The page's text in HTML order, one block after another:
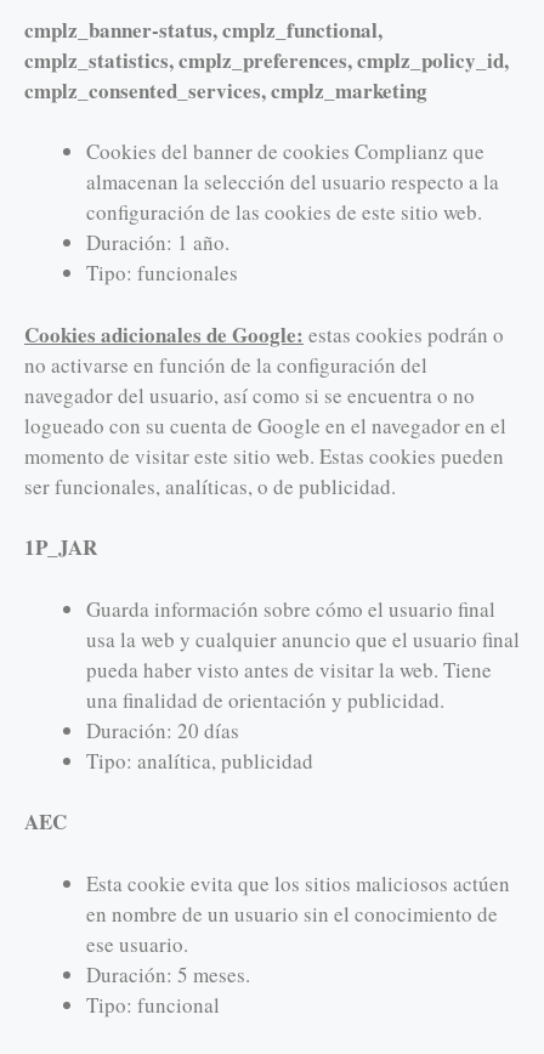
cmplz_banner-status, cmplz_functional,
cmplz_statistics, cmplz_preferences, cmplz_policy_id,
cmplz_consented_services, cmplz_marketing
Cookies del banner de cookies Complianz que
almacenan la selección del usuario respecto a la
configuración de las cookies de este sitio web.
Duración: 1 año.
Tipo: funcionales
Cookies adicionales de Google: estas cookies podrán o
no activarse en función de la configuración del
navegador del usuario, así como si se encuentra o no
logueado con su cuenta de Google en el navegador en el
momento de visitar este sitio web. Estas cookies pueden
ser funcionales, analíticas, o de publicidad.
1P_JAR
Guarda información sobre cómo el usuario final
usa la web y cualquier anuncio que el usuario final
pueda haber visto antes de visitar la web. Tiene
una finalidad de orientación y publicidad.
Duración: 20 días
Tipo: analítica, publicidad
AEC
Esta cookie evita que los sitios maliciosos actúen
en nombre de un usuario sin el conocimiento de
ese usuario.
Duración: 5 meses.
Tipo: funcional